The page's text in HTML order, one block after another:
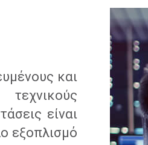
και
είναι
εξοπλισμό